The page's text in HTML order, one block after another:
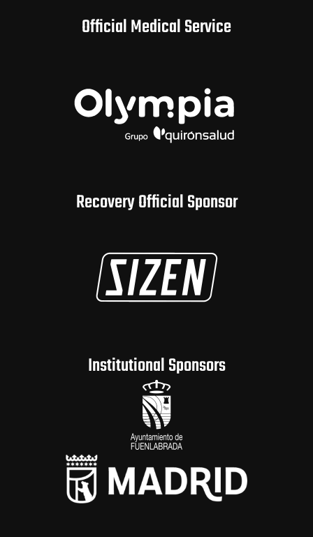
Official Medical Service
Recovery Official Sponsor
Institutional Sponsors